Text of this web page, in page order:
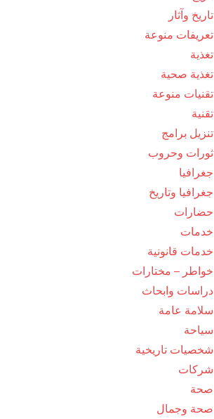
تاريخ وآثار
تعريفات منوعة
تغذية
تغذية صحية
تقنيات منوعة
تقنية
تنزيل برامج
ثورات وحروب
جغرافيا
جغرافيا وتاريخ
حضارات
خدمات
خدمات قانونية
خواطر – مختارات
دراسات وابحاث
سلامة عامة
سياحة
شخصيات تاريخية
شركات
صحة
صحة وجمال